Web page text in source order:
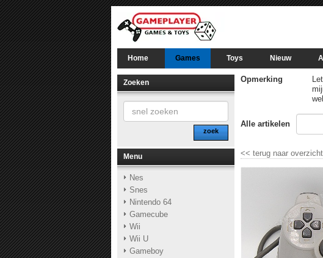
Home Games Toys Nieuw
Zoeken
zoek
Menu
Nes
Snes
Nintendo 64
Gamecube
Wii
Wii U
Gameboy
Opmerking
Alle artikelen
<< terug naar overzicht